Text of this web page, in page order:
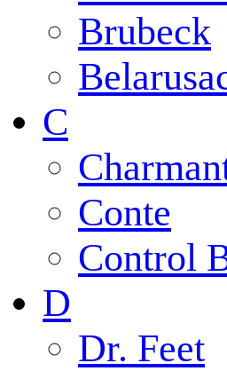
Brubeck
C
Conte
Control
D
Dr. Feet